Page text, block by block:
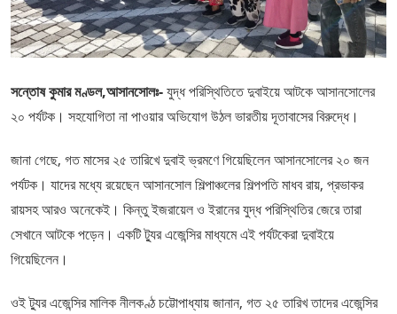
সন্তোষ কুমার মণ্ডল,আসানসোলঃ-যুদ্ধ পরিস্থিতিতে দুবাইয়ে আটকে আসানসোলের
২০ পর্যটক। সহযোগিতা না পাওয়ার অভিযোগ উঠল ভারতীয় দূতাবাসের বিরুদ্ধে।
জানা গেছে, গত মাসের ২৫ তারিখে দুবাই ভ্রমণে গিয়েছিলেন আসানসোলের ২০ জন
পর্যটক। যাদের মধ্যে রয়েছেন আসানসোল শিল্পাঞ্চলের শিল্পপতি মাধব রায়, প্রভাকর
রায়সহ আরও অনেকেই। কিন্তু ইজরায়েল ও ইরানের যুদ্ধ পরিস্থিতির জেরে তারা
সেখানে আটকে পড়েন। একটি ট্যুর এজেন্সির মাধ্যমে এই পর্যটকেরা দুবাইয়ে
গিয়েছিলেন।
ওই ট্যুর এজেন্সির মালিক নীলকণ্ঠ চট্টোপাধ্যায় জানান, গত ২৫ তারিখ তাদের এজেন্সির